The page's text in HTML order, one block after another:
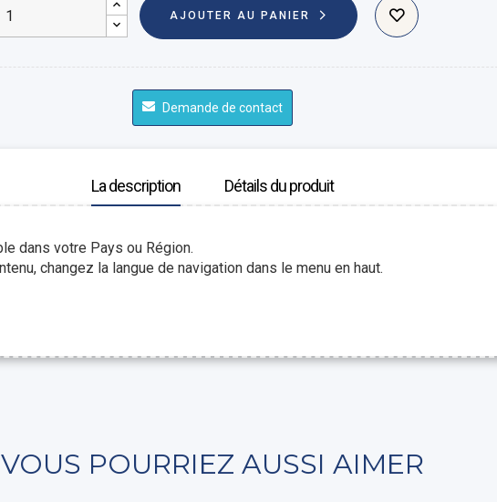
AJOUTER AU PANIER
Demande de contact
La description Détails du produit
dans votre Pays ou Région.
changez la langue de navigation dans le menu en haut.
VOUS POURRIEZ AUSSI AIMER